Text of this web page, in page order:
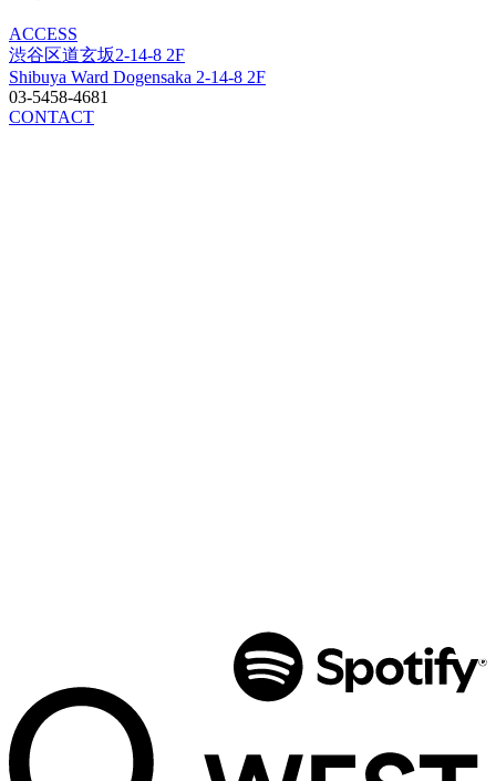
ACCESS
渋谷区道玄坂2-14-8 2F
Shibuya Ward Dogensaka 2-14-8 2F
03-5458-4681
CONTACT